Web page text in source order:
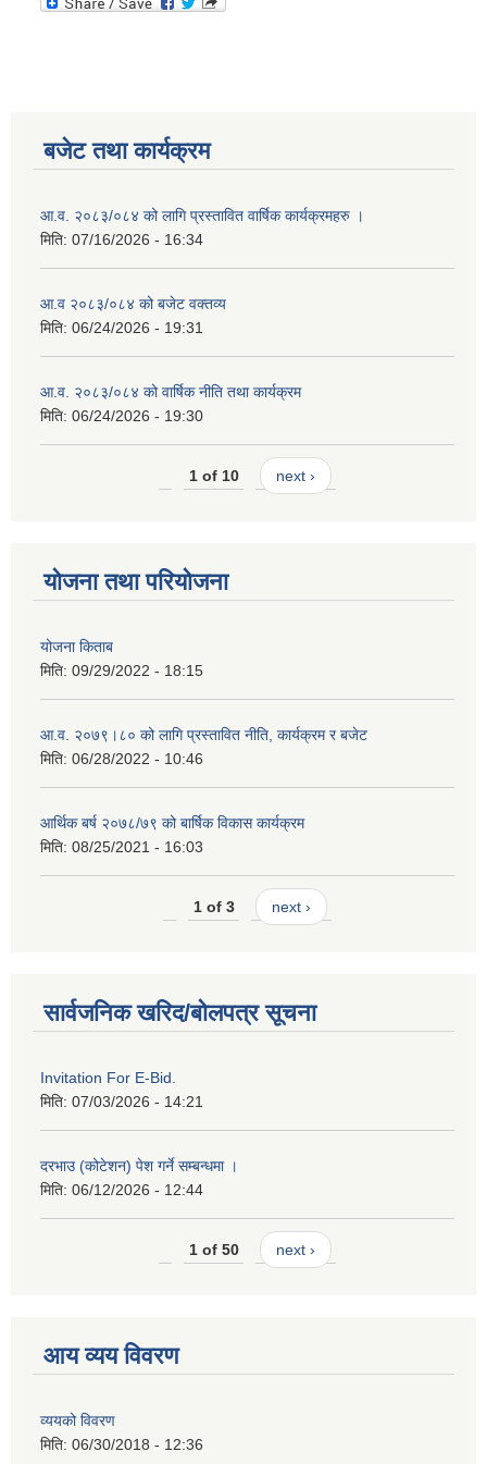
बजेट तथा कार्यक्रम
आ.व. २०८३/०८४ को लागि प्रस्तावित वार्षिक कार्यक्रमहरु ।
मिति: 07/16/2026 - 16:34
आ.व २०८३/०८४ को बजेट वक्तव्य
मिति: 06/24/2026 - 19:31
आ.व. २०८३/०८४ को वार्षिक नीति तथा कार्यक्रम
मिति: 06/24/2026 - 19:30
1 of 10 next ›
योजना तथा परियोजना
योजना किताब
मिति: 09/29/2022 - 18:15
आ.व. २०७९।८० को लागि प्रस्तावित नीति, कार्यक्रम र बजेट
मिति: 06/28/2022 - 10:46
आर्थिक बर्ष २०७८/७९ को बार्षिक विकास कार्यक्रम
मिति: 08/25/2021 - 16:03
1 of 3 next ›
सार्वजनिक खरिद/बोलपत्र सूचना
Invitation For E-Bid.
मिति: 07/03/2026 - 14:21
दरभाउ (कोटेशन) पेश गर्ने सम्बन्धमा ।
मिति: 06/12/2026 - 12:44
1 of 50 next ›
आय व्यय विवरण
व्ययको विवरण
मिति: 06/30/2018 - 12:36